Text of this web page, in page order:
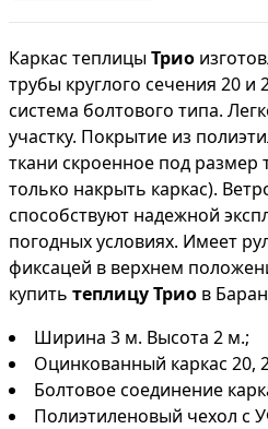
Каркас теплицыТрио
трубы круглого сечения 20
система болтового типа.
участку. Покрытие из
ткани скроенное под размер
только накрыть каркас).
способствуют надежной
погодных условиях. Имеет
фиксацей в верхнем
купить теплицу Трио в
Ширина 3 м. Высота 2 м.;
Оцинкованный каркас 20,
Болтовое соединение
Полиэтиленовый чехол с